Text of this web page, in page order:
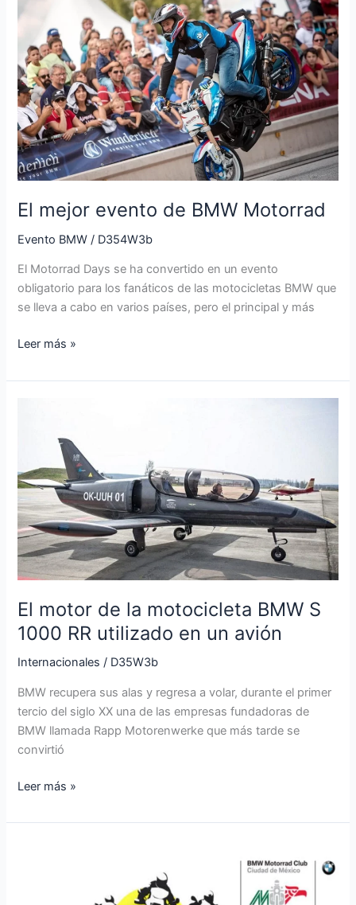
El mejor evento de BMW Motorrad
Evento BMW / D354W3b
El Motorrad Days se ha convertido en un evento
obligatorio para los fanáticos de las motocicletas BMW que
se lleva a cabo en varios países, pero el principal y más
evento
de
BMW
Motorrad
Leer más »
El motor de la motocicleta BMW S
1000 RR utilizado en un avión
Internacionales / D35W3b
BMW recupera sus alas y regresa a volar, durante el primer
tercio del siglo XX una de las empresas fundadoras de
BMW llamada Rapp Motorenwerke que más tarde se
convirtió
motocicleta
BMW
S
1000
RR
utilizado
un
avión
Leer más »